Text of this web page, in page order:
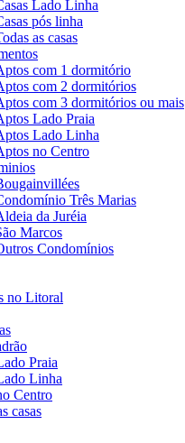
Lado Linha
pós linha
as casas
com 1 dormitório
com 2 dormitórios
com 3 dormitórios ou mais
Lado Praia
Lado Linha
no Centro
Três Marias
da Juréia
Marcos
Condomínios
no Litoral
Praia
Linha
Centro
casas